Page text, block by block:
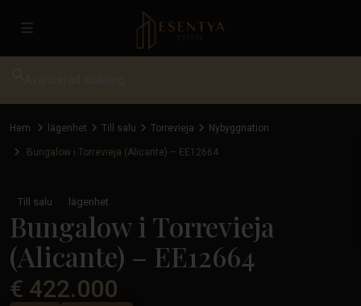
Hem lägenhet Till salu Torrevieja Nybyggnation
Bungalow i Torrevieja (Alicante) – EE12664
Till salu lägenhet
Bungalow i Torrevieja
(Alicante) – EE12664
€ 422.000